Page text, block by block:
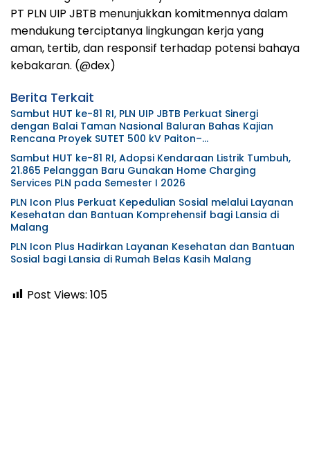
PT PLN UIP JBTB menunjukkan komitmennya dalam
mendukung terciptanya lingkungan kerja yang
aman, tertib, dan responsif terhadap potensi bahaya
kebakaran. (@dex)
Berita Terkait
Sambut HUT ke-81 RI, PLN UIP JBTB Perkuat Sinergi
dengan Balai Taman Nasional Baluran Bahas Kajian
Rencana Proyek SUTET 500 kV Paiton–
Watudodol/Kalipuro
Sambut HUT ke-81 RI, Adopsi Kendaraan Listrik Tumbuh,
21.865 Pelanggan Baru Gunakan Home Charging
Services PLN pada Semester I 2026
PLN Icon Plus Perkuat Kepedulian Sosial melalui Layanan
Kesehatan dan Bantuan Komprehensif bagi Lansia di
Malang
PLN Icon Plus Hadirkan Layanan Kesehatan dan Bantuan
Sosial bagi Lansia di Rumah Belas Kasih Malang
Post Views: 105